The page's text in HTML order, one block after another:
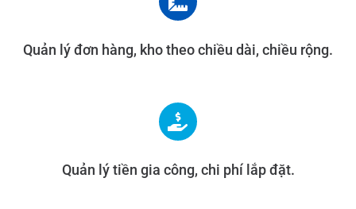
Quản lý đơn hàng, kho theo chiều dài, chiều rộng.
Quản lý tiền gia công, chi phí lắp đặt.